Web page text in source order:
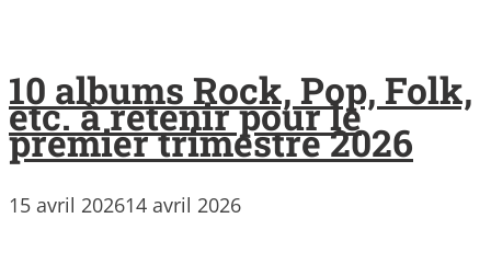
10 albums Rock, Pop, Folk,
etc. à retenir pour le
premier trimestre 2026
15 avril 202614 avril 2026